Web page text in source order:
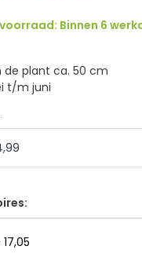
Binnen 6
de plant ca. 50 cm
t/m juni